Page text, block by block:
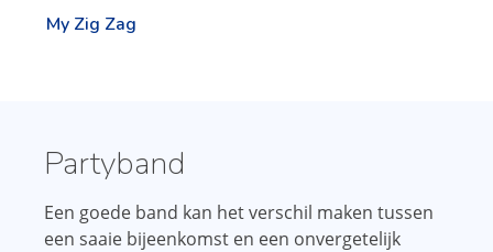
My Zig Zag
Partyband
Een goede band kan het verschil maken tussen
een saaie bijeenkomst en een onvergetelijk